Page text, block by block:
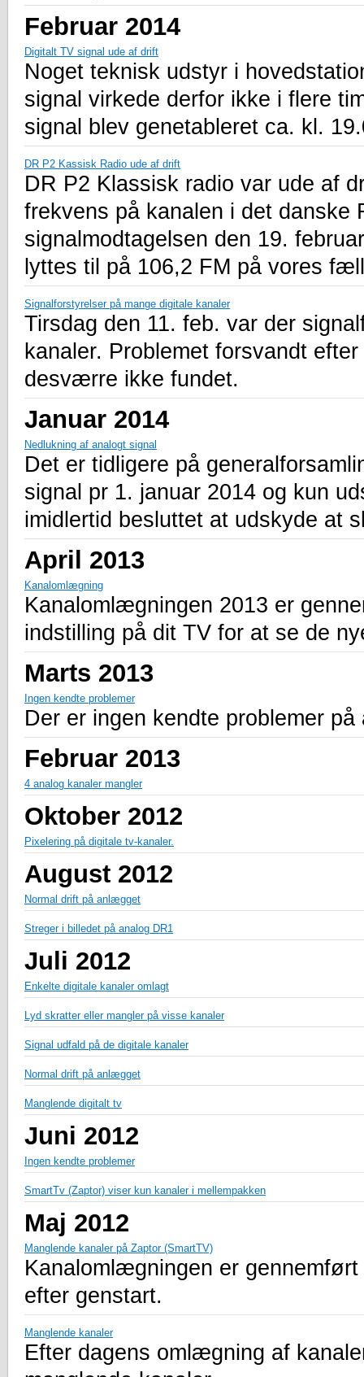
Februar 2014
Digitalt TV signal ude af drift
Noget teknisk udstyr i
signal virkede derfor ikke i flere
signal blev genetableret ca. kl.
DR P2 Kassisk Radio ude af drift
DR P2 Klassisk radio var ude af
frekvens på kanalen i det danske
signalmodtagelsen den 19.
lyttes til på 106,2 FM på vores
Signalforstyrelser på mange digitale kanaler
Tirsdag den 11. feb. var der
kanaler. Problemet forsvandt
desværre ikke fundet.
Januar 2014
Nedlukning af analogt signal
Det er tidligere på
signal pr 1. januar 2014 og kun
imidlertid besluttet at udskyde at
April 2013
Kanalomlægning
Kanalomlægningen 2013 er
indstilling på dit TV for at se de
Marts 2013
Ingen kendte problemer
Der er ingen kendte problemer
Februar 2013
4 analog kanaler mangler
Oktober 2012
Pixelering på digitale tv-kanaler.
August 2012
Normal drift på anlægget
Streger i billedet på analog DR1
Juli 2012
Enkelte digitale kanaler omlagt
Lyd skratter eller mangler på visse kanaler
Signal udfald på de digitale kanaler
Normal drift på anlægget
Manglende digitalt tv
Juni 2012
Ingen kendte problemer
SmartTv (Zaptor) viser kun kanaler i mellempakken
Maj 2012
Manglende kanaler på Zaptor (SmartTV)
Kanalomlægningen er
efter genstart.
Manglende kanaler
Efter dagens omlægning af